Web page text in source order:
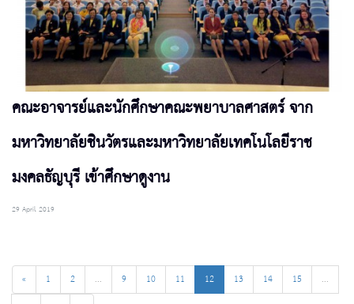
คณะอาจารย์และนักศึกษาคณะพยาบาลศาสตร์ จาก
มหาวิทยาลัยชินวัตรและมหาวิทยาลัยเทคโนโลยีราช
มงคลธัญบุรี เข้าศึกษาดูงาน
29 April 2019
« 1 2 ... 9 10 11 12 13 14 15
...